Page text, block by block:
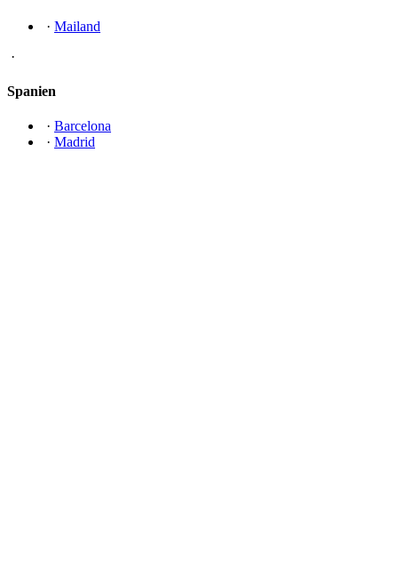
· Mailand
·
Spanien
· Barcelona
· Madrid